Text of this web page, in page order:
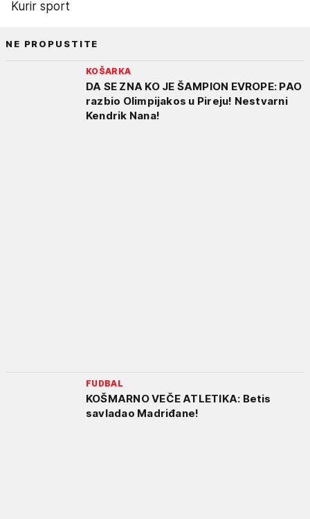
Kurir sport
NE PROPUSTITE
KOŠARKA
DA SE ZNA KO JE ŠAMPION EVROPE: PAO
razbio Olimpijakos u Pireju! Nestvarni
Kendrik Nana!
FUDBAL
KOŠMARNO VEČE ATLETIKA: Betis
savladao Madriđane!